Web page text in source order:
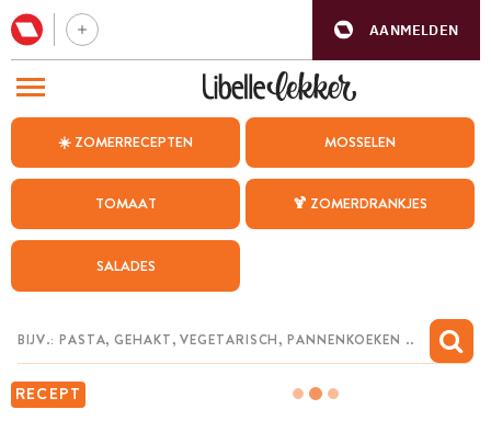
AANMELDEN
☀️ ZOMERRECEPTEN MOSSELEN
TOMAAT 🍹 ZOMERDRANKJES
SALADES
RECEPT
BEZOEK ONZE ANDERE WEBSITES
WEEKMENU
CHAT MET MAIA
MIJN BEWAARDE RECEPTEN